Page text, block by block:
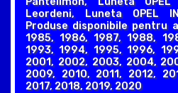
Leordeni, Luneta OPEL
Produse disponibile pentru
1985, 1986, 1987, 1988,
1993, 1994, 1995, 1996,
2001, 2002, 2003, 2004,
2009, 2010, 2011, 2012,
2017, 2018, 2019, 2020